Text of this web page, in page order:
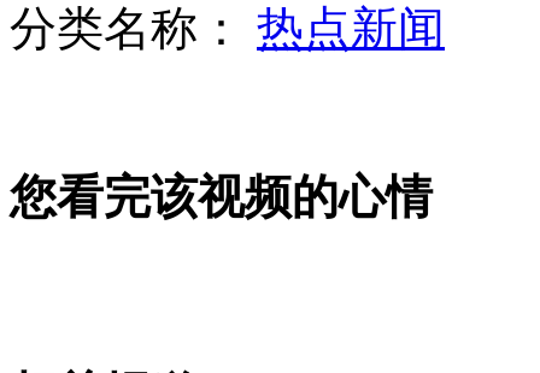
日本正式决定修改现行防卫计划大纲
男子取钱不顺 拿砖头怒砸ATM机
分类名称： 热点新闻
您看完该视频的心情